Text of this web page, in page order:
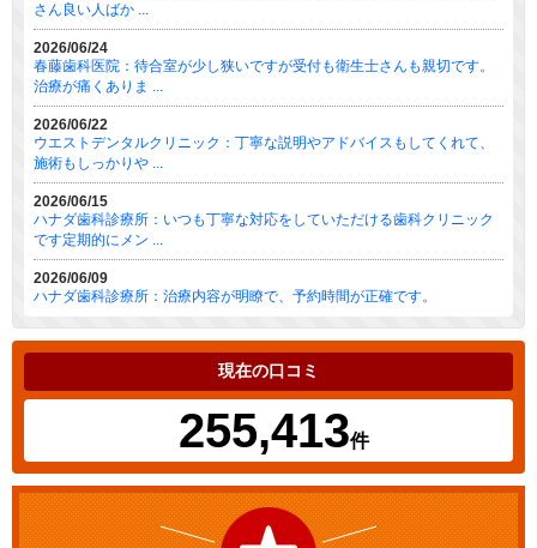
さん良い人ばか ...
2026/06/24
春藤歯科医院：待合室が少し狭いですが受付も衛生士さんも親切です。
治療が痛くありま ...
2026/06/22
ウエストデンタルクリニック：丁寧な説明やアドバイスもしてくれて、
施術もしっかりや ...
2026/06/15
ハナダ歯科診療所：いつも丁寧な対応をしていただける歯科クリニック
です定期的にメン ...
2026/06/09
ハナダ歯科診療所：治療内容が明瞭で、予約時間が正確です。
現在の口コミ
255,413件